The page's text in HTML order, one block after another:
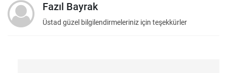
Fazıl Bayrak
Üstad güzel bilgilendirmeleriniz için teşekkürler